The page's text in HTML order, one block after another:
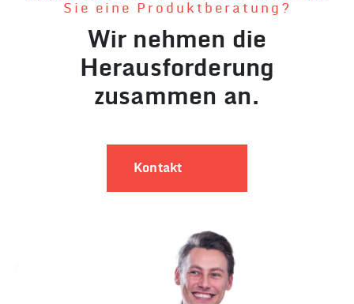
Sie eine Produktberatung?
Wir nehmen die
Herausforderung
zusammen an.
Kontakt